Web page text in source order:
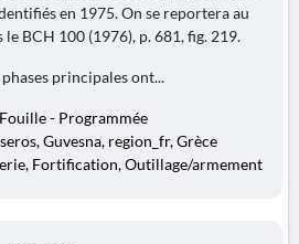
en 1975. On se reportera au
BCH 100 (1976), p. 681, fig. 219.
principales ont...
Fouille - Programmée
Guvesna, region_fr, Grèce
Fortification, Outillage/armement